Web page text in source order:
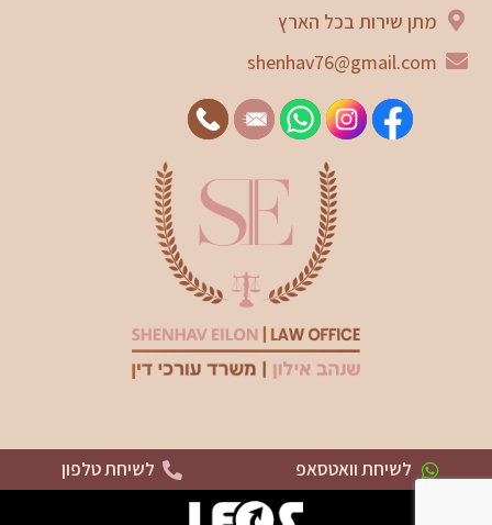
מתן שירות בכל הארץ
shenhav76@gmail.com
לשיחת וואטסאפ לשיחת טלפון